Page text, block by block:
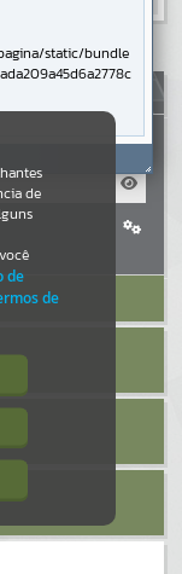
de
de
de
static/bundle